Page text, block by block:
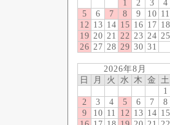
1
2 3
4
5
6 7 8 9 10 11
12 13 14 15 16 17 18
19 20 21 22 23 24 25
26 27 28 29 30 31
2026年8月
日
月 火 水 木 金 土
1
2
3 4 5 6 7
8
9
10 11 12 13 14 15